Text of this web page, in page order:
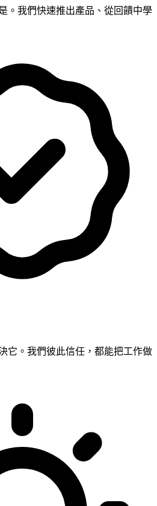
。我們快速推出產品、從回饋中學
它。我們彼此信任，都能把工作做